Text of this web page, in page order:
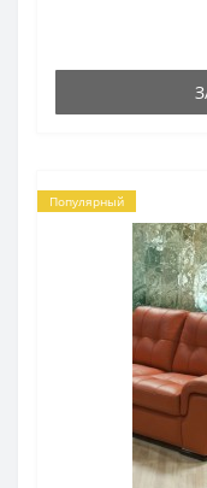
Популярный